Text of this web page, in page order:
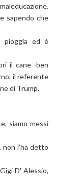
sapendo che
pioggia ed è
il cane -ben
il referente
di Trump.
siamo messi
non l'ha detto
D' Alessio,